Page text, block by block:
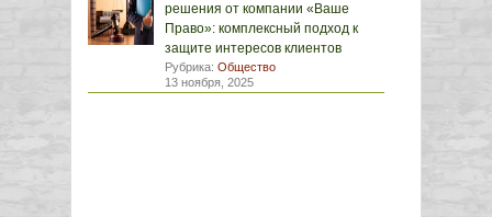
решения от компании «Ваше
Право»: комплексный подход к
защите интересов клиентов
Рубрика: Общество
13 ноября, 2025